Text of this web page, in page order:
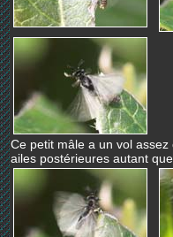
Ce petit mâle a un vol
ailes postérieures autant